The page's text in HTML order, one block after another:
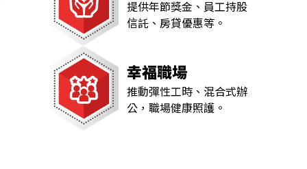
提供年節獎金、員工持股
信託、房貸優惠等。
幸福職場
推動彈性工時、混合式辦
公，職場健康照護。